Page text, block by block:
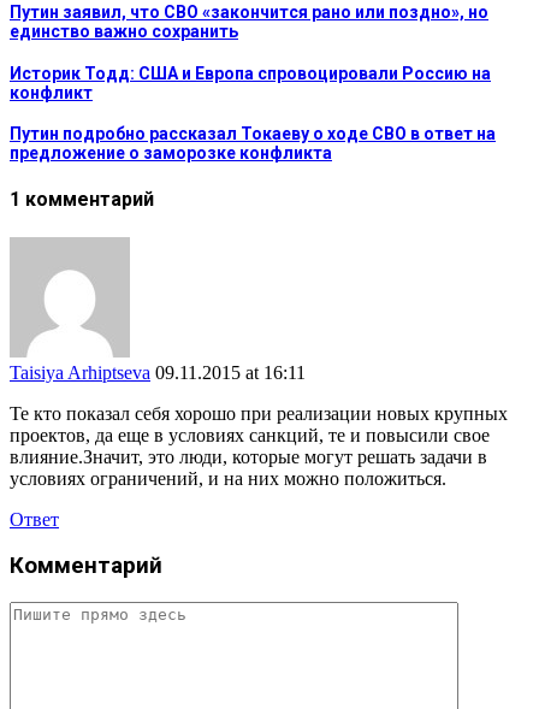
Путин заявил, что СВО «закончится рано или поздно», но
единство важно сохранить
Историк Тодд: США и Европа спровоцировали Россию на
конфликт
Путин подробно рассказал Токаеву о ходе СВО в ответ на
предложение о заморозке конфликта
1 комментарий
Taisiya Arhiptseva 09.11.2015 at 16:11
Те кто показал себя хорошо при реализации новых крупных
проектов, да еще в условиях санкций, те и повысили свое
влияние.Значит, это люди, которые могут решать задачи в
условиях ограничений, и на них можно положиться.
Ответ
Комментарий